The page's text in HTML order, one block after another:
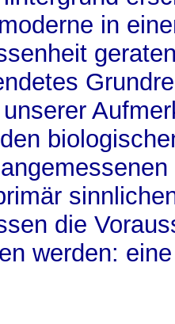
in
die
werden: